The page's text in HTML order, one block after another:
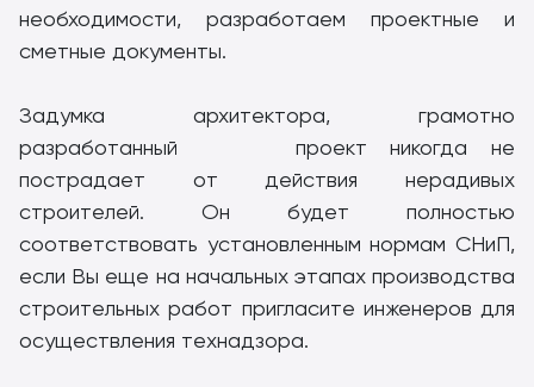
необходимости, разработаем проектные и
сметные документы.
Задумка архитектора, грамотно
разработанный проект никогда не
пострадает от действия нерадивых
строителей. Он будет полностью
соответствовать установленным нормам СНиП,
если Вы еще на начальных этапах производства
строительных работ пригласите инженеров для
осуществления технадзора.